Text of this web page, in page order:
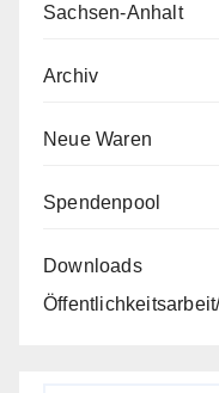
Sachsen-Anhalt
Archiv
Neue Waren
Spendenpool
Downloads